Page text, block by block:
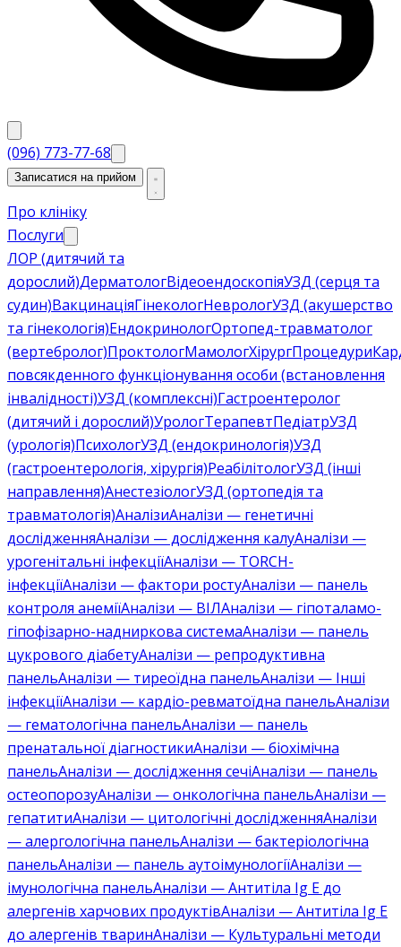
(096) 773-77-68
Записатися на прийом
Про клініку
Послуги
ЛОР (дитячий та
дорослий)ДерматологВідеоендоскопіяУЗД (серця та
судин)ВакцинаціяГінекологНеврологУЗД (акушерство
та гінекологія)ЕндокринологОртопед-травматолог
(вертебролог)ПроктологМамологХірургПроцедури
повсякденного функціонування особи (встановлення
інвалідності)УЗД (комплексні)Гастроентеролог
(дитячий і дорослий)УрологТерапевтПедіатрУЗД
(урологія)ПсихологУЗД (ендокринологія)УЗД
(гастроентерологія, хірургія)РеабілітологУЗД (інші
направлення)АнестезіологУЗД (ортопедія та
травматологія)АналізиАналізи — генетичні
дослідженняАналізи — дослідження калуАналізи —
урогенітальні інфекціїАналізи — TORCH-
інфекціїАналізи — фактори ростуАналізи — панель
контроля анеміїАналізи — ВІЛАналізи — гіпоталамо-
гіпофізарно-надниркова системаАналізи — панель
цукрового діабетуАналізи — репродуктивна
панельАналізи — тиреоїдна панельАналізи — Інші
інфекціїАналізи — кардіо-ревматоїдна панельАналізи
— гематологічна панельАналізи — панель
пренатальної діагностикиАналізи — біохімічна
панельАналізи — дослідження сечіАналізи — панель
остеопорозуАналізи — онкологічна панельАналізи —
гепатитиАналізи — цитологічні дослідженняАналізи
— алергологічна панельАналізи — бактеріологічна
панельАналізи — панель аутоімунологіїАналізи —
імунологічна панельАналізи — Антитіла Ig E до
алергенів харчових продуктівАналізи — Антитіла Ig E
до алергенів тваринАналізи — Культуральні методи